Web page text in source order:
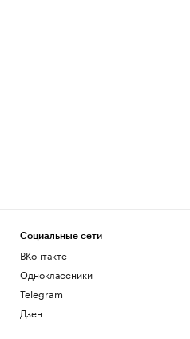
Социальные сети
ВКонтакте
Одноклассники
Telegram
Дзен